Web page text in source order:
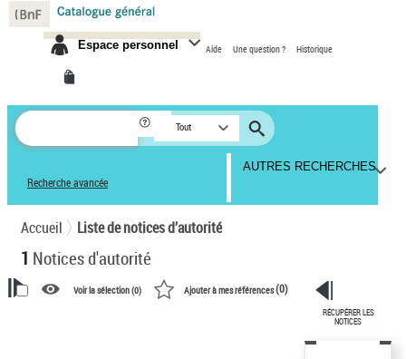
Espace personnel Aide Une question ? Historique
Tout
Recherche avancée
AUTRES RECHERCHES
Accueil Liste de notices d’autorité
1 Notices d'autorité
Voir la sélection (0) Ajouter à mes références(0)
RÉCUPÉRER LES
NOTICES
Panneau de gestion des cookies